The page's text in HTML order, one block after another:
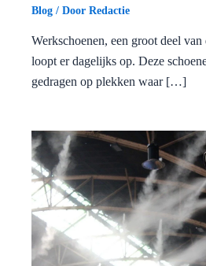
Blog / Door Redactie
Werkschoenen, een groot deel
loopt er dagelijks op. Deze
gedragen op plekken waar […]